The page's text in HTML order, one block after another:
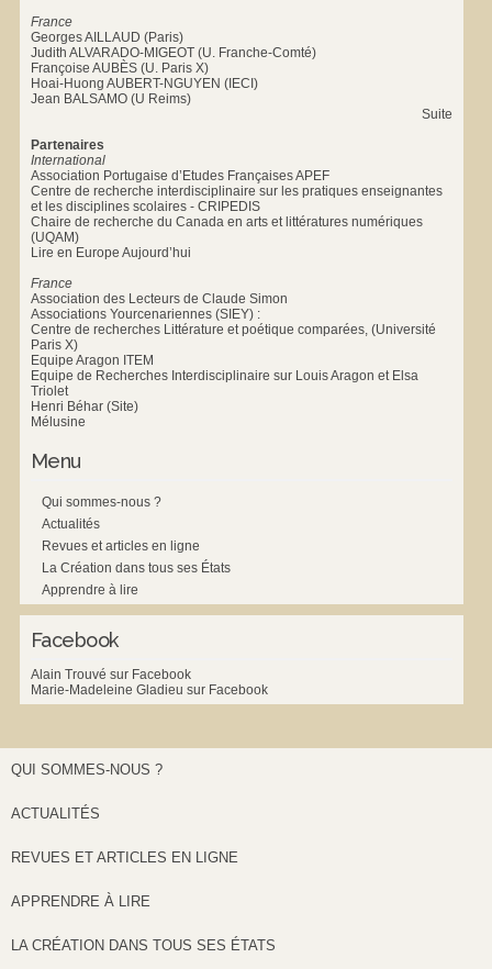
France
Georges AILLAUD (Paris)
Judith ALVARADO-MIGEOT (U. Franche-Comté)
Françoise AUBÈS (U. Paris X)
Hoai-Huong AUBERT-NGUYEN (IECI)
Jean BALSAMO (U Reims)
Suite
Partenaires
International
Association Portugaise d’Etudes Françaises APEF
Centre de recherche interdisciplinaire sur les pratiques enseignantes
et les disciplines scolaires - CRIPEDIS
Chaire de recherche du Canada en arts et littératures numériques
(UQAM)
Lire en Europe Aujourd’hui
France
Association des Lecteurs de Claude Simon
Associations Yourcenariennes (SIEY) :
Centre de recherches Littérature et poétique comparées, (Université
Paris X)
Equipe Aragon ITEM
Equipe de Recherches Interdisciplinaire sur Louis Aragon et Elsa
Triolet
Henri Béhar (Site)
Mélusine
Menu
Qui sommes-nous ?
Actualités
Revues et articles en ligne
La Création dans tous ses États
Apprendre à lire
Facebook
Alain Trouvé sur Facebook
Marie-Madeleine Gladieu sur Facebook
QUI SOMMES-NOUS ?
ACTUALITÉS
REVUES ET ARTICLES EN LIGNE
APPRENDRE À LIRE
LA CRÉATION DANS TOUS SES ÉTATS